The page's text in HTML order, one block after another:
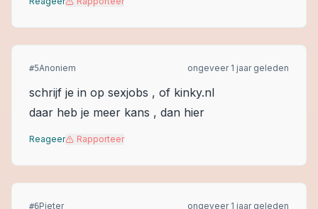
#5Anoniem ongeveer 1 jaar geleden
schrijf je in op sexjobs , of kinky.nl
daar heb je meer kans , dan hier
Reageer Rapporteer
#6Pieter ongeveer 1 jaar geleden